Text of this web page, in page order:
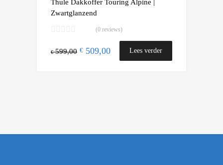
Thule Dakkoffer Touring Alpine |
Zwartglanzend
(0 reviews)
€599,00 € 509,00 Lees verder